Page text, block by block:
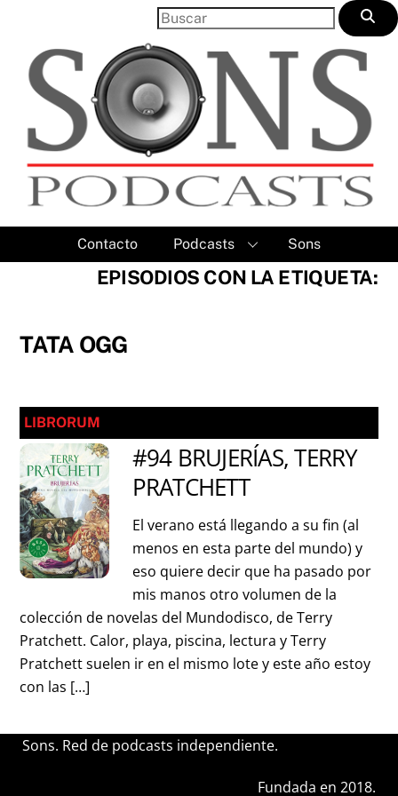
content
Contacto Podcasts Sons
EPISODIOS CON LA ETIQUETA:
TATA OGG
LIBRORUM
#94 BRUJERÍAS, TERRY
PRATCHETT
El verano está llegando a su fin (al
menos en esta parte del mundo) y
eso quiere decir que ha pasado por
mis manos otro volumen de la
colección de novelas del Mundodisco, de Terry
Pratchett. Calor, playa, piscina, lectura y Terry
Pratchett suelen ir en el mismo lote y este año estoy
con las […]
Sons. Red de podcasts independiente.
Fundada en 2018.